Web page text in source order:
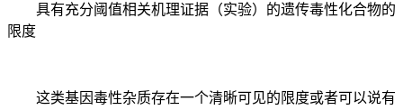
具有充分阈值相关机理证据（实验）的遗传毒性化合物的
限度
这类基因毒性杂质存在一个清晰可见的限度或者可以说有